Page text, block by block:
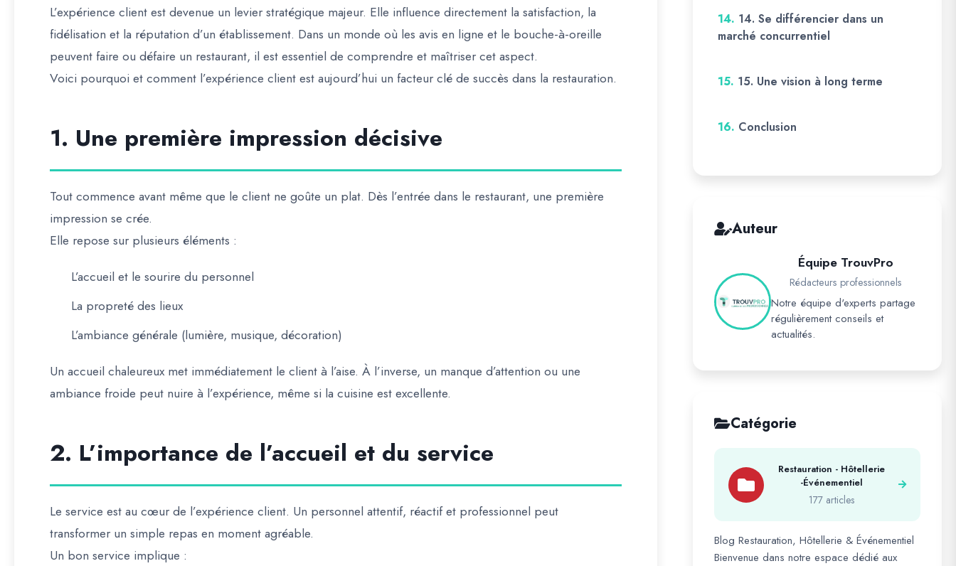
L’expérience client est devenue un levier stratégique majeur. Elle influence directement la satisfaction, la
fidélisation et la réputation d’un établissement. Dans un monde où les avis en ligne et le bouche-à-oreille
peuvent faire ou défaire un restaurant, il est essentiel de comprendre et maîtriser cet aspect.
Voici pourquoi et comment l’expérience client est aujourd’hui un facteur clé de succès dans la restauration.
1. Une première impression décisive
Tout commence avant même que le client ne goûte un plat. Dès l’entrée dans le restaurant, une première
impression se crée.
Elle repose sur plusieurs éléments :
L’accueil et le sourire du personnel
La propreté des lieux
L’ambiance générale (lumière, musique, décoration)
Un accueil chaleureux met immédiatement le client à l’aise. À l’inverse, un manque d’attention ou une
ambiance froide peut nuire à l’expérience, même si la cuisine est excellente.
2. L’importance de l’accueil et du service
Le service est au cœur de l’expérience client. Un personnel attentif, réactif et professionnel peut
transformer un simple repas en moment agréable.
Un bon service implique :
14. 14. Se différencier dans un
marché concurrentiel
15. 15. Une vision à long terme
16. Conclusion
Auteur
Équipe TrouvPro
Rédacteurs professionnels
Notre équipe d'experts partage
régulièrement conseils et
actualités.
Catégorie
Restauration - Hôtellerie
-Événementiel
177 articles
Blog Restauration, Hôtellerie & Événementiel
Bienvenue dans notre espace dédié aux